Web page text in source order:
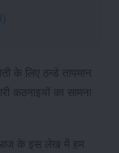
के लिए ठन्डे तापमान
कठनाइयों का सामना
के इस लेख में हम